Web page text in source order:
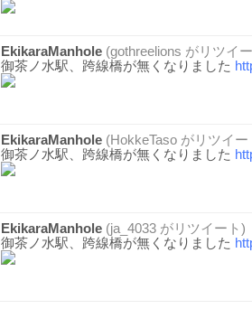
EkikaraManhole (gothreelions がリツイ
御茶ノ水駅、跨線橋が無くなりました
EkikaraManhole (HokkeTaso がリツイー
御茶ノ水駅、跨線橋が無くなりました
EkikaraManhole (ja_4033 がリツイート)
御茶ノ水駅、跨線橋が無くなりました